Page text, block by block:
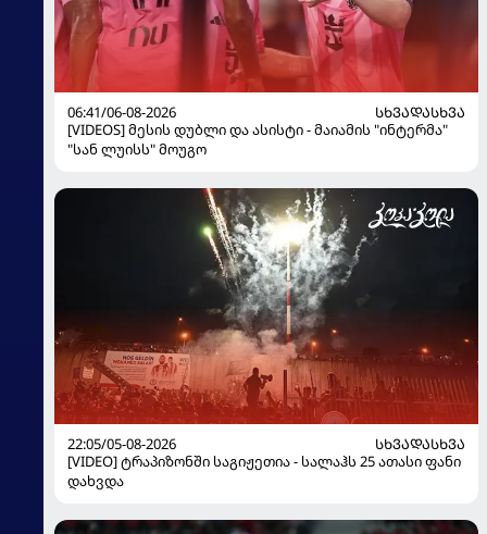
06:41/06-08-2026
ᲡᲮᲕᲐᲓᲐᲡᲮᲕᲐ
[VIDEOS] მესის დუბლი და ასისტი - მაიამის "ინტერმა"
"სან ლუისს" მოუგო
22:05/05-08-2026
ᲡᲮᲕᲐᲓᲐᲡᲮᲕᲐ
[VIDEO] ტრაპიზონში საგიჟეთია - სალაჰს 25 ათასი ფანი
დახვდა